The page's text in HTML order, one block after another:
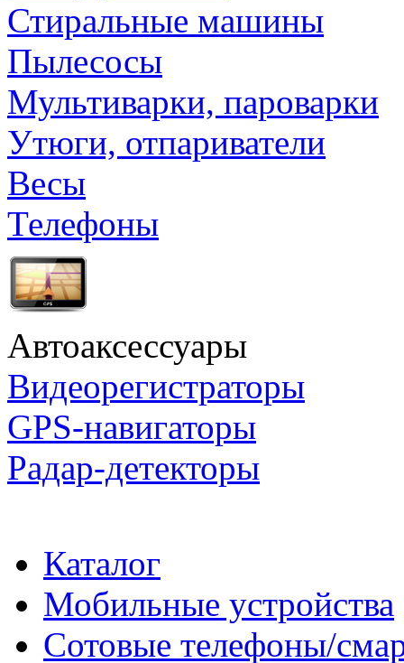
Стиральные машины
Пылесосы
Мультиварки, пароварки
Утюги, отпариватели
Весы
Телефоны
Автоаксессуары
Видеорегистраторы
GPS-навигаторы
Радар-детекторы
Каталог
Мобильные устройства
Сотовые телефоны/